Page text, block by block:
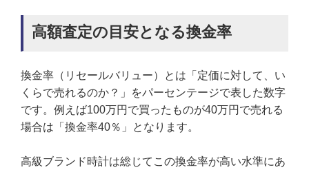
高額査定の目安となる換金率
換金率（リセールバリュー）とは「定価に対して、い
くらで売れるのか？」をパーセンテージで表した数字
です。例えば100万円で買ったものが40万円で売れる
場合は「換金率40％」となります。
高級ブランド時計は総じてこの換金率が高い水準にあ